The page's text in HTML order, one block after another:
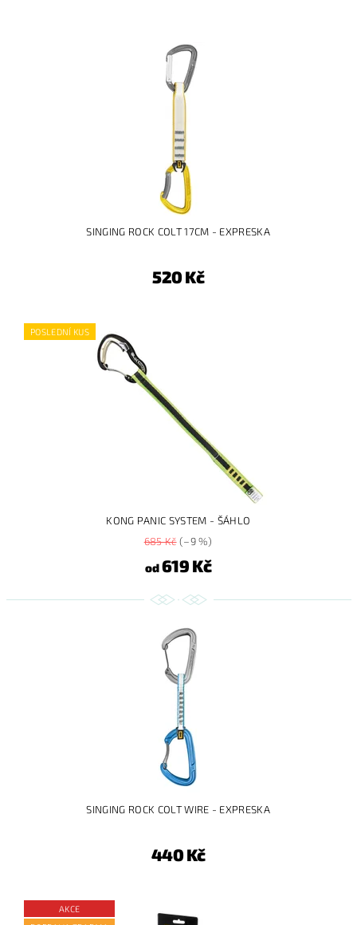
SINGING ROCK COLT 17CM - EXPRESKA
520 Kč
POSLEDNÍ KUS
KONG PANIC SYSTEM - ŠÁHLO
685 Kč(–9 %)
od619 Kč
SINGING ROCK COLT WIRE - EXPRESKA
440 Kč
AKCE